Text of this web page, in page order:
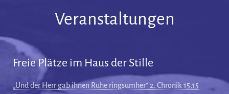
Veranstaltungen
Freie Plätze im Haus der Stille
„Und der Herr gab ihnen Ruhe ringsumher“ 2. Chronik 15,15